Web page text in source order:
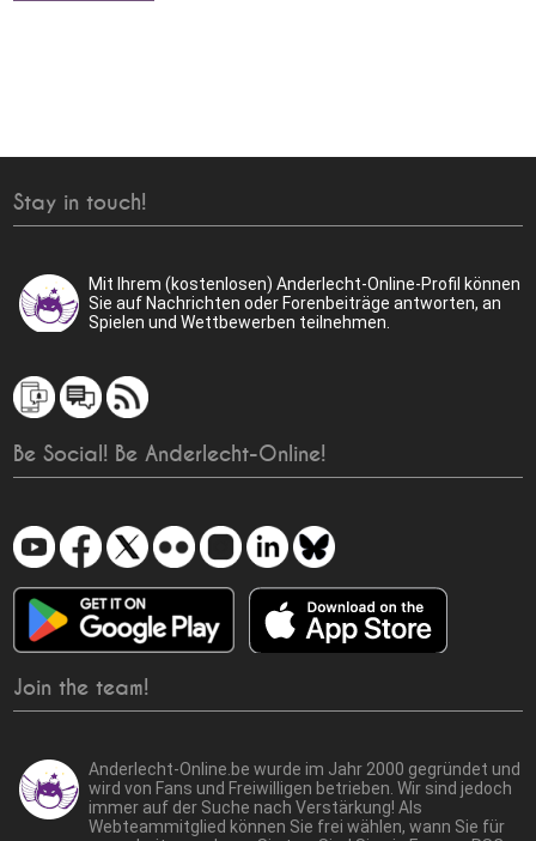
Stay in touch!
Mit Ihrem (kostenlosen) Anderlecht-Online-Profil können
Sie auf Nachrichten oder Forenbeiträge antworten, an
Spielen und Wettbewerben teilnehmen.
Be Social! Be Anderlecht-Online!
Join the team!
Anderlecht-Online.be wurde im Jahr 2000 gegründet und
wird von Fans und Freiwilligen betrieben. Wir sind jedoch
immer auf der Suche nach Verstärkung! Als
Webteammitglied können Sie frei wählen, wann Sie für